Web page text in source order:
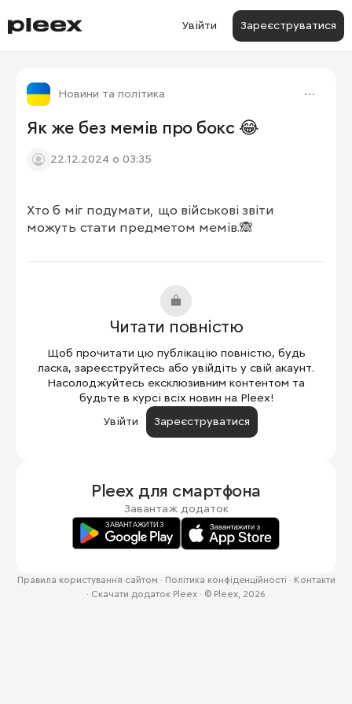
Увійти Зареєструватися
Новини та політика
Як же без мемів про бокс 😂
22.12.2024 о 03:35
Хто б міг подумати, що військові звіти
можуть стати предметом мемів.🙈
Читати повністю
Щоб прочитати цю публікацію повністю, будь
ласка, зареєструйтесь або увійдіть у свій акаунт.
Насолоджуйтесь ексклюзивним контентом та
будьте в курсі всіх новин на Pleex!
Увійти
Зареєструватися
Pleex для смартфона
Завантаж додаток
Правила користування сайтом · Політика конфіденційності · Контакти
· Скачати додаток Pleex · © Pleex, 2026